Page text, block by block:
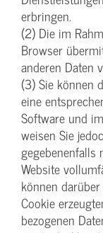
erbringen.
(2) Die im
Browser
anderen Daten
(3) Sie können
eine
Software und
weisen Sie
gegebenenfalls
Website
können
Cookie
bezogenen